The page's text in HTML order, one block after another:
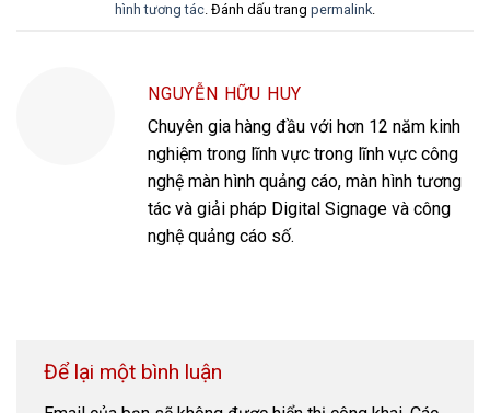
hình tương tác. Đánh dấu trang permalink.
NGUYỄN HỮU HUY
Chuyên gia hàng đầu với hơn 12 năm kinh
nghiệm trong lĩnh vực trong lĩnh vực công
nghệ màn hình quảng cáo, màn hình tương
tác và giải pháp Digital Signage và công
nghệ quảng cáo số.
Để lại một bình luận